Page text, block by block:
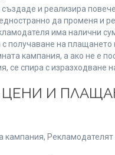
и реализира
да променя и
има налични
с получаване на
кампания, а ако не е
се спира с изразходване
ЦЕНИ И
кампания,